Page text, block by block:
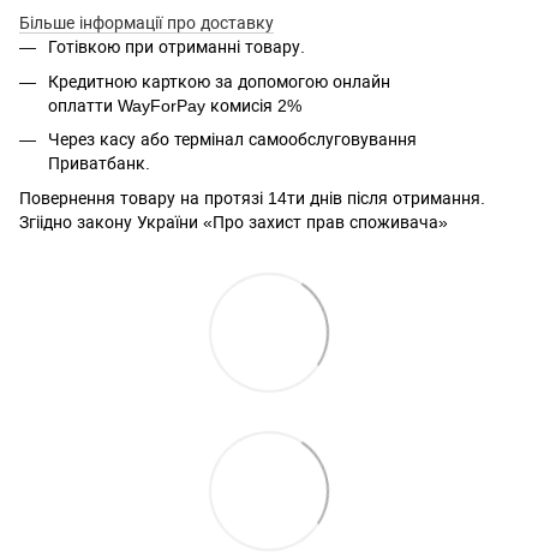
Більше інформації про доставку
Готівкою при отриманні товару.
Кредитною карткою за допомогою онлайн
оплатти WayForPay комисія 2%
Через касу або термінал самообслуговування
Приватбанк.
Повернення товару на протязі 14ти днів після отримання.
Згіідно закону України «Про захист прав споживача»